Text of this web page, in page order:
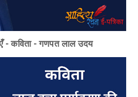
कविता - गणपत लाल उदय